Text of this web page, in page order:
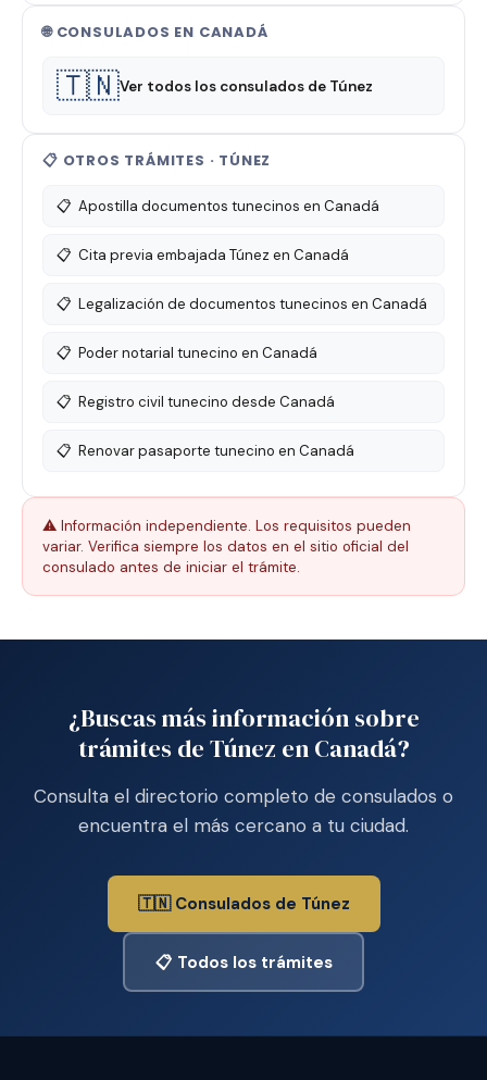
🌐 CONSULADOS EN CANADÁ
🇹🇳Ver todos los consulados de Túnez
📋 OTROS TRÁMITES · TÚNEZ
📋 Apostilla documentos tunecinos en Canadá
📋 Cita previa embajada Túnez en Canadá
📋 Legalización de documentos tunecinos en Canadá
📋 Poder notarial tunecino en Canadá
📋 Registro civil tunecino desde Canadá
📋 Renovar pasaporte tunecino en Canadá
⚠️ Información independiente. Los requisitos pueden
variar. Verifica siempre los datos en el sitio oficial del
consulado antes de iniciar el trámite.
¿Buscas más información sobre
trámites de Túnez en Canadá?
Consulta el directorio completo de consulados o
encuentra el más cercano a tu ciudad.
🇹🇳 Consulados de Túnez
📋 Todos los trámites